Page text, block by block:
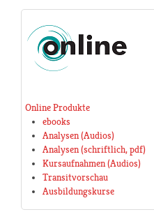
Online Produkte
ebooks
Analysen (Audios)
Analysen (schriftlich, pdf)
Kursaufnahmen (Audios)
Transitvorschau
Ausbildungskurse